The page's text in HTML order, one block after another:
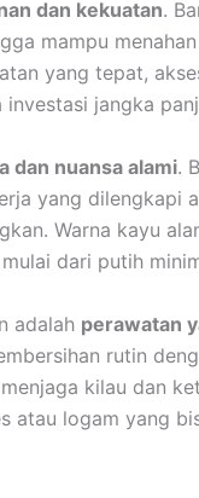
dan kekuatan.
mampu
yang tepat,
investasi jangka
dan nuansa alami.
yang dilengkapi
Warna kayu
dari putih
adalah perawatan
rutin
kilau dan
atau logam yang